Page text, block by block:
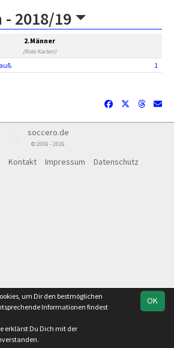
- 2018/19
2.Männer
(Rote Karten)
1
soccero.de
© 2006 - 2026
Kontakt Impressum Datenschutz
OK
um Dir den bestmöglichen
Informationen findest
erklärst Du Dich mit der